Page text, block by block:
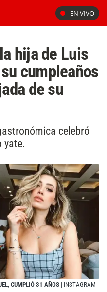
EN VIVO
hija de Luis
cumpleaños
de su
celebró
yate.
CUMPLIÓ 31 AÑOS | INSTAGRAM